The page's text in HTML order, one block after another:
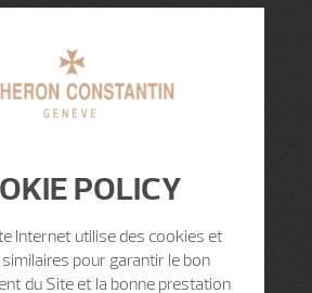
POLICY
Internet utilise des cookies et
pour garantir le bon
du Site et la bonne prestation